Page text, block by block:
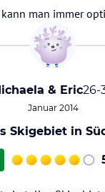
man immer
& Eric26-
Januar 2014
Skigebiet in